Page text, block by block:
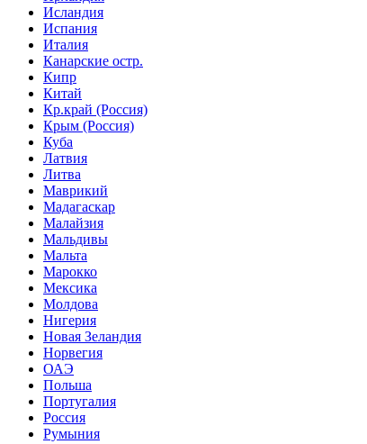
Исландия
Испания
Италия
Канарские остр.
Кипр
Китай
Кр.край (Россия)
Крым (Россия)
Куба
Латвия
Литва
Маврикий
Мадагаскар
Малайзия
Мальдивы
Мальта
Марокко
Мексика
Молдова
Нигерия
Новая Зеландия
Норвегия
ОАЭ
Польша
Португалия
Россия
Румыния